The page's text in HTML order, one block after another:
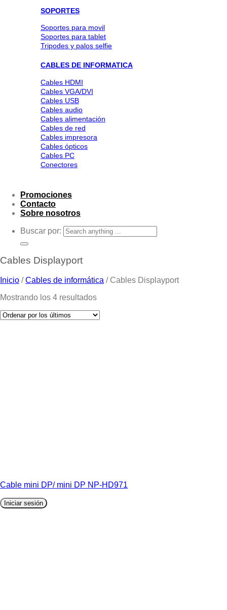
SOPORTES
Soportes para movil
Soportes para tablet
Tripodes y palos selfie
CABLES DE INFORMATICA
Cables HDMI
Cables VGA/DVI
Cables USB
Cables audio
Cables alimentación
Cables de red
Cables impresora
Cables ópticos
Cables PC
Conectores
Promociones
Contacto
Sobre nosotros
Buscar por:
Cables Displayport
Inicio / Cables de informática /Cables Displayport
Mostrando los 4 resultados
Cable mini DP/ mini DP NP-HD971
Iniciar sesión